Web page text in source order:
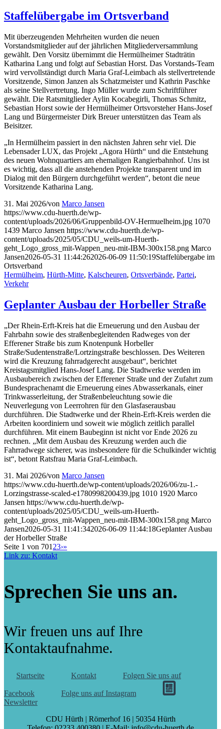
Staffelübergabe im Ortsverband
Mit überzeugenden Mehrheiten wurden die neuen
Vorstandsmitglieder auf der jährlichen Mitgliederversammlung
gewählt. Den Vorsitz übernimmt die Hermülheimer Stadträtin
Katharina Lang und folgt auf Sebastian Horst. Das Vorstands-Team
wird vervollständigt durch Maria Graf-Leimbach als stellvertretende
Vorsitzende, Simon Janzen als Schatzmeister und Kathrin Paschke
als seine Stellvertretung. Ingo Müller wurde zum Schriftführer
gewählt. Die Ratsmitglieder Aylin Kocabegirli, Thomas Schmitz,
Sebastian Horst sowie der Hermülheimer Ortsvorsteher Hans-Josef
Lang und Bürgermeister Dirk Breuer unterstützen das Team als
Beisitzer.
„In Hermülheim passiert in den nächsten Jahren sehr viel. Die
Lebensader LUX, das Projekt „Agora Hürth“ und die Entstehung
des neuen Wohnquartiers am ehemaligen Rangierbahnhof. Uns ist
es wichtig, dass all die anstehenden Projekte transparent und im
Dialog mit den Bürgern durchgeführt werden“, betont die neue
Vorsitzende Katharina Lang.
31. Mai 2026/von Marco Jansen
https://www.cdu-huerth.de/wp-
content/uploads/2026/06/Gruppenbild-OV-Hermuelheim.jpg 1070
1439 Marco Jansen https://www.cdu-huerth.de/wp-
content/uploads/2025/05/CDU_weils-um-Huerth-
geht_Logo_gross_mit-Wappen_neu-mit-IBM-300x158.png Marco
Jansen2026-05-31 11:44:262026-06-09 11:50:19Staffelübergabe im
Ortsverband
Hermülheim, Hürth-Mitte, Kalscheuren, Ortsverbände, Partei,
Verkehr
Geplanter Ausbau der Horbeller Straße
„Der Rhein-Erft-Kreis hat die Erneuerung und den Ausbau der
Fahrbahn sowie des straßenbegleitenden Radweges von der
Efferener Straße bis zum Knotenpunk Horbeller
Straße/Sudentenstraße/Lortzingstraße beschlossen. Des Weiteren
wird die Kreuzung fahrradgerecht ausgebaut“, berichtet
Kreistagsmitglied Hans-Josef Lang. Die Stadtwerke werden im
Ausbaubereich zwischen der Efferener Straße und der Zufahrt zum
Bundesprachenamt die Erneuerung eines Abwasserkanals, einer
Trinkwasserleitung, der Straßenbeleuchtung sowie die
Neuverlegung von Leerrohren für den Glasfaserausbau
durchführen. Die Stadtwerke und der Rhein-Erft-Kreis werden die
Arbeiten koordiniern und soweit wie möglich zeitlich parallel
durchführen. Mit einem Baubeginn ist nicht vor Ende 2026 zu
rechnen. „Mit dem Ausbau des Kreuzung werden auch die
Fahrradwege sicherer, was insbesondere für die Schulkinder wichtig
ist“, betont Ratsfrau Maria Graf-Leimbach.
31. Mai 2026/von Marco Jansen
https://www.cdu-huerth.de/wp-content/uploads/2026/06/zu-1.-
Lorzingstrasse-scaled-e1780998200439.jpg 1010 1920 Marco
Jansen https://www.cdu-huerth.de/wp-
content/uploads/2025/05/CDU_weils-um-Huerth-
geht_Logo_gross_mit-Wappen_neu-mit-IBM-300x158.png Marco
Jansen2026-05-31 11:41:342026-06-09 11:44:18Geplanter Ausbau
der Horbeller Straße
Seite 1 von 701 23›»
Link zu: Kontakt
Sprechen Sie uns an.
Wir freuen uns auf Ihre
Kontaktaufnahme.
Startseite Kontakt Folgen Sie uns auf
Facebook
Folge uns auf Instagram
Newsletter
CDU Hürth | Römerhof 16 | 50354 Hürth